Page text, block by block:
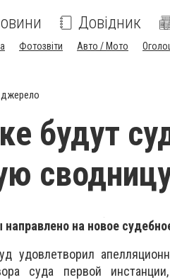
Довідник
Фотозвіти Авто / Мото
будут
на новое
удовлетворил
суда первой